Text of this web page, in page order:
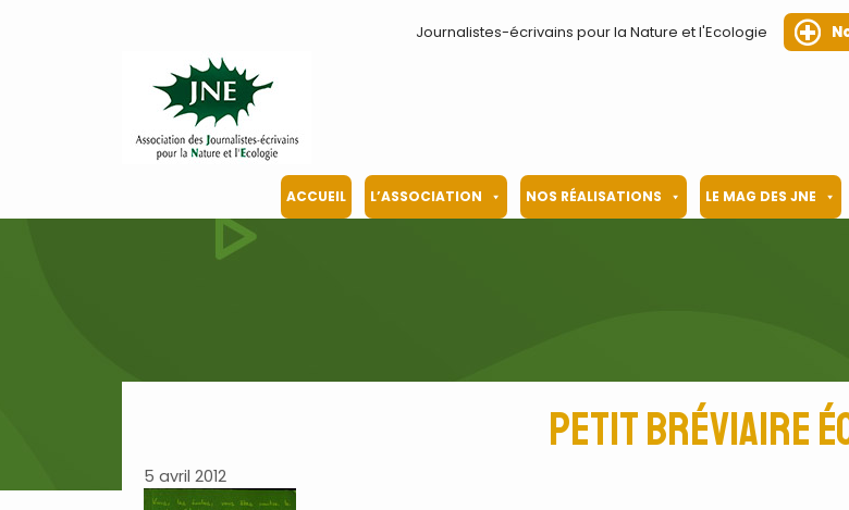
Journalistes-écrivains pour la Nature et l'Ecologie
ACCUEIL L’ASSOCIATION NOS RÉALISATIONS LE MAG DES JNE
Petit bréviaire
5 avril 2012